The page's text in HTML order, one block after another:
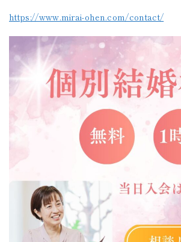
https://www.mirai-ohen.com/contact/